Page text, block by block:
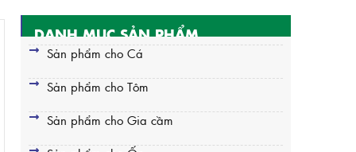
DANH MỤC SẢN PHẨM
Sản phẩm cho Cá
Sản phẩm cho Tôm
Sản phẩm cho Gia cầm